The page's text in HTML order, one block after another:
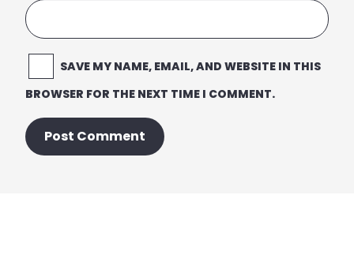
SAVE MY NAME, EMAIL, AND WEBSITE IN THIS
BROWSER FOR THE NEXT TIME I COMMENT.